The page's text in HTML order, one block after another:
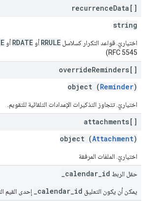
recurrenceData[]
string
اختياريّ. قواعد التكرار كسلاسل RRULE أو RDATE أو
RFC 5545)
overrideReminders[]
object (Reminder)
اختياريّ. تتجاوز التذكيرات الإعدادات التلقائية للتقويم.
attachments[]
object (Attachment)
اختياريّ. الملفات المرفقة
حقل الربط _calendar_id
يمكن أن يكون التعليق _calendar_id إحدى القيم